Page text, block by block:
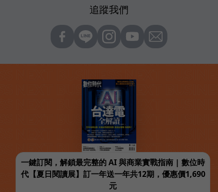
追蹤我們
一鍵訂閱，解鎖最完整的 AI 與商業實戰指南 | 數位時
代【夏日閱讀展】訂一年送一年共12期，優惠價1,690
元